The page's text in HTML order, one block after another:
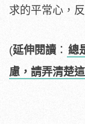
求的平常心，
(延伸閱讀 ： 總
慮，請弄清楚